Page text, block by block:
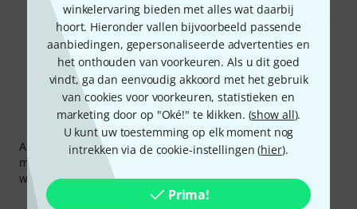
winkelervaring bieden met alles wat daarbij
hoort. Hieronder vallen bijvoorbeeld passende
aanbiedingen, gepersonaliseerde advertenties en
het onthouden van voorkeuren. Als u dit goed
vindt, ga dan eenvoudig akkoord met het gebruik
van cookies voor voorkeuren, statistieken en
marketing door op "Oké!" te klikken. (show all).
U kunt uw toestemming op elk moment nog
intrekken via de cookie-instellingen (hier).
Prima!
Thomann nieuwsbrief
Abonneer u op de Thomann-nieuwsbrief in het Engels en
met een beetje geluk kunt u een van
waarde van50 €per stuk winnen!
Inspirerende bijdragen